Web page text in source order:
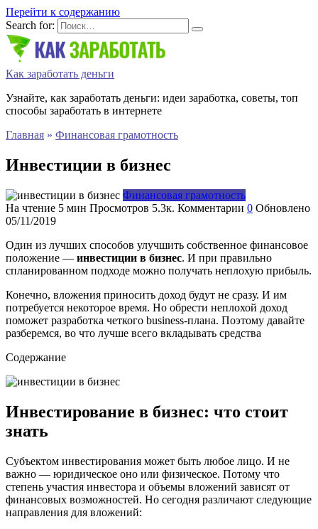
Перейти к содержанию
Search for:
Как заработать деньги
Узнайте, как заработать деньги: идеи заработка, советы, топ
способы заработать в интернете
Главная » Финансовая грамотность
Инвестиции в бизнес
Финансовая грамотность
На чтение 5 мин Просмотров 5.3к. Комментарии 0 Обновлено
05/11/2019
Один из лучших способов улучшить собственное финансовое
положение — инвестиции в бизнес. И при правильно
спланированном подходе можно получать неплохую прибыль.
Конечно, вложения приносить доход будут не сразу. И им
потребуется некоторое время. Но обрести неплохой доход
поможет разработка четкого business-плана. Поэтому давайте
разберемся, во что лучше всего вкладывать средства
Содержание
Инвестирование в бизнес: что стоит
знать
Субъектом инвестирования может быть любое лицо. И не
важно — юридическое оно или физическое. Потому что
степень участия инвестора и объемы вложений зависят от
финансовых возможностей. Но сегодня различают следующие
направления для вложений: